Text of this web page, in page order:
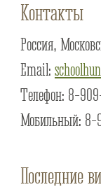
Контакты
Россия,
Email:
Телефон: 8-
Мобильный:
Последние